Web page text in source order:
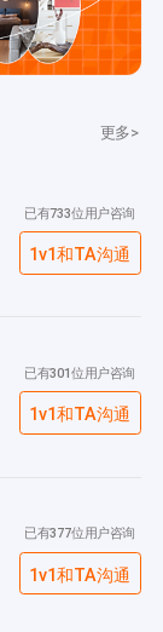
更多>
已有733位用户咨询
1v1和TA沟通
已有301位用户咨询
1v1和TA沟通
已有377位用户咨询
1v1和TA沟通